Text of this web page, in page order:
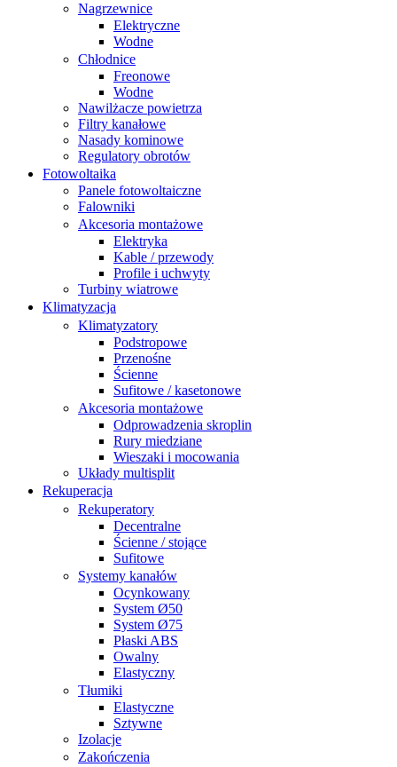
Nagrzewnice
Elektryczne
Wodne
Chłodnice
Freonowe
Wodne
Nawilżacze powietrza
Filtry kanałowe
Nasady kominowe
Regulatory obrotów
Fotowoltaika
Panele fotowoltaiczne
Falowniki
Akcesoria montażowe
Elektryka
Kable / przewody
Profile i uchwyty
Turbiny wiatrowe
Klimatyzacja
Klimatyzatory
Podstropowe
Przenośne
Ścienne
Sufitowe / kasetonowe
Akcesoria montażowe
Odprowadzenia skroplin
Rury miedziane
Wieszaki i mocowania
Układy multisplit
Rekuperacja
Rekuperatory
Decentralne
Ścienne / stojące
Sufitowe
Systemy kanałów
Ocynkowany
System Ø50
System Ø75
Płaski ABS
Owalny
Elastyczny
Tłumiki
Elastyczne
Sztywne
Izolacje
Zakończenia